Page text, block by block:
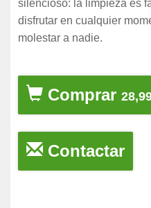
silencioso: la limpieza es
disfrutar en cualquier
molestar a nadie.
Comprar
Contactar